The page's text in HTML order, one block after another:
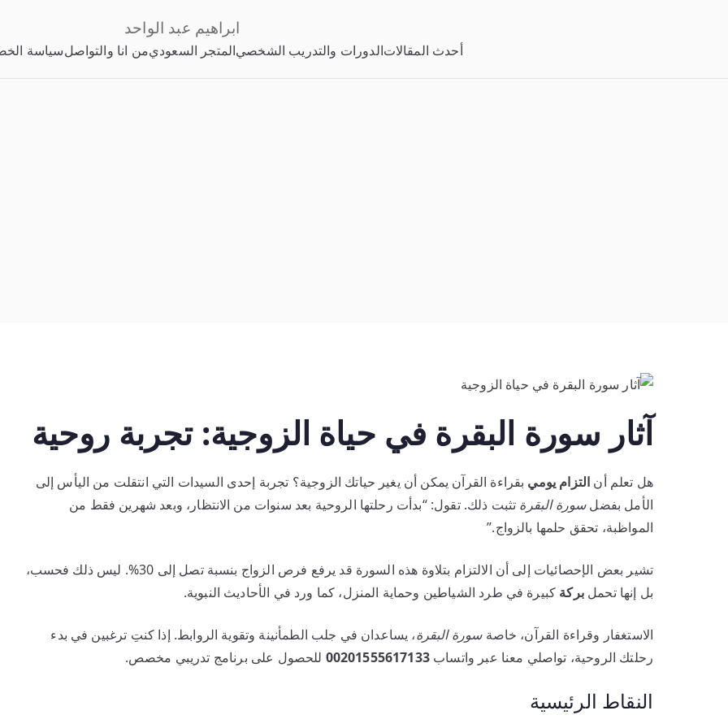
ابراهيم عبد الواحد
أحدث المقالاتالدورات والتدريب الشخصيالمتجر السعوديمن انا والتواصلسياسة
آثار سورة البقرة في حياة الزوجية: تجربة روحية
هل تعلم أن التزام يومي بقراءة القرآن يمكن أن يغير حياتك الزوجية؟ تجربة إحدى السيدات التي انتقلت من اليأس إلى
الأمل بفضلسورة البقرة تثبت ذلك. تقول: “بدأت رحلتها الروحية بعد سنوات من الانتظار، وبعد شهرين فقط من
المواظبة، تحقق حلمها بالزواج.”
تشير بعض الإحصائيات إلى أن الالتزام بتلاوة هذه السورة قد يرفع فرص الزواج بنسبة تصل إلى 30%. ليس ذلك فحسب،
بل إنها تحملبركة كبيرة في طرد الشياطين وحماية المنزل، كما ورد في الأحاديث النبوية.
الاستغفار وقراءة القرآن، خاصةسورة البقرة، يساعدان في جلب الطمأنينة وتقوية الروابط. إذا كنتِ ترغبين في بدء
رحلتك الروحية، تواصلي معنا عبر واتساب00201555617133 للحصول على برنامج تدريبي مخصص.
النقاط الرئيسية